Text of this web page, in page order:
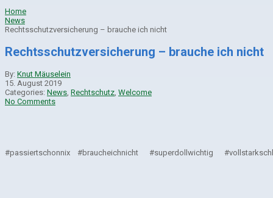
Home
News
Rechtsschutzversicherung – brauche ich nicht
Rechtsschutzversicherung – brauche ich nicht
By: Knut Mäuselein
15. August 2019
Categories: News Rechtschutz Welcome
No Comments
#passiertschonnix #braucheichnicht #superdollwichtig